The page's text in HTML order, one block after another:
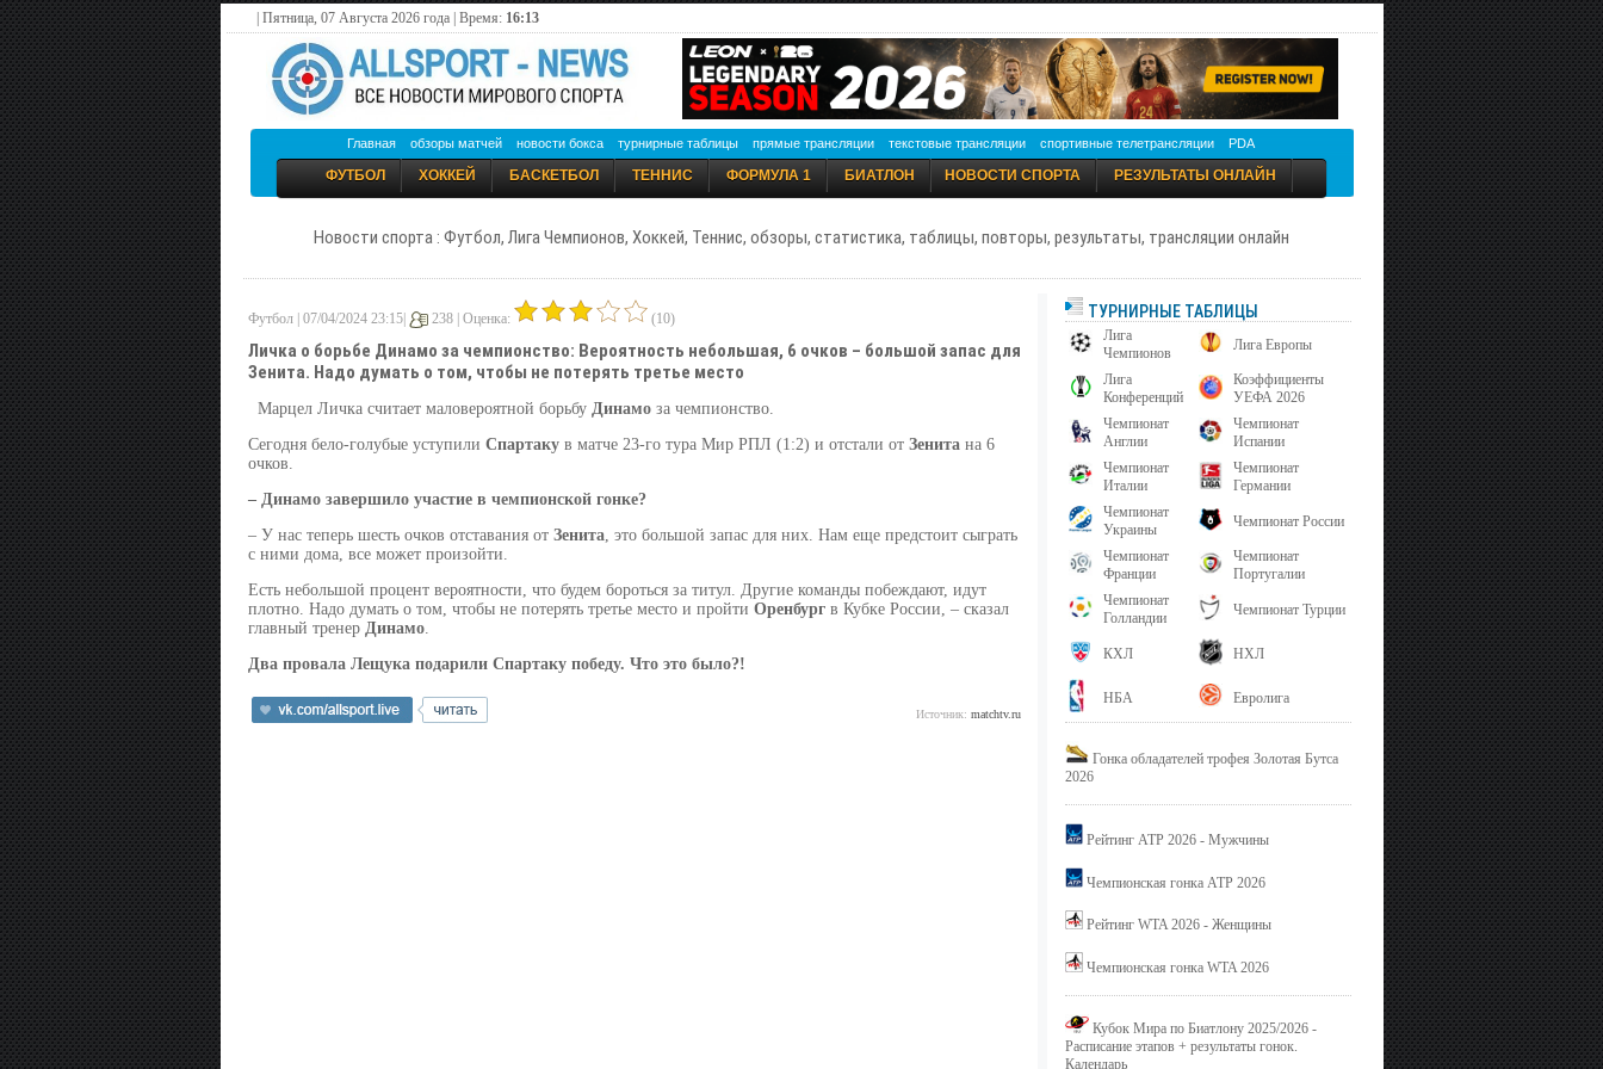
| Пятница, 07 Августа 2026 года | Время: 16:13
Главная обзоры матчей новости бокса турнирные таблицы прямые трансляции текстовые трансляции спортивные телетрансляции PDA
ФУТБОЛ ХОККЕЙ БАСКЕТБОЛ ТЕННИС ФОРМУЛА 1 БИАТЛОН НОВОСТИ СПОРТА РЕЗУЛЬТАТЫ ОНЛАЙН
Новости спорта : Футбол, Лига Чемпионов, Хоккей, Теннис, обзоры, статистика, таблицы, повторы, результаты, трансляции онлайн
Футбол | 07/04/2024 23:15| 238 | Оценка: (10)
Личка о борьбе Динамо за чемпионство: Вероятность небольшая, 6 очков – большой запас для
Зенита. Надо думать о том, чтобы не потерять третье место
Марцел Личка считает маловероятной борьбу Динамоза чемпионство.
Сегодня бело-голубые уступили Спартакув матче 23-го тура Мир РПЛ (1:2) и отстали от Зенитана 6
очков.
– Динамозавершило участие в чемпионской гонке?
– У нас теперь шесть очков отставания от Зенита, это большой запас для них. Нам еще предстоит сыграть
с ними дома, все может произойти.
Есть небольшой процент вероятности, что будем бороться за титул. Другие команды побеждают, идут
плотно. Надо думать о том, чтобы не потерять третье место и пройти Оренбургв Кубке России, – сказал
главный тренер Динамо.
Два провала Лещука подарили Спартакупобеду. Что это было?!
Источник: matchtv.ru
ТУРНИРНЫЕ ТАБЛИЦЫ
Лига
Чемпионов
Лига Европы
Лига
Конференций
Коэффициенты
УЕФА 2026
Чемпионат
Англии
Чемпионат
Испании
Чемпионат
Италии
Чемпионат
Германии
Чемпионат
Украины
Чемпионат России
Чемпионат
Франции
Чемпионат
Португалии
Чемпионат
Голландии
Чемпионат Турции
КХЛ НХЛ
НБА Евролига
Гонка обладателей трофея Золотая Бутса
2026
Рейтинг ATP 2026 - Мужчины
Чемпионская гонка ATP 2026
Рейтинг WTA 2026 - Женщины
Чемпионская гонка WTA 2026
Кубок Мира по Биатлону 2025/2026 -
Расписание этапов + результаты гонок.
Календарь